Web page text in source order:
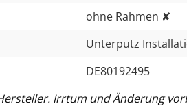
ohne Rahmen ✘
Unterputz
DE80192495
Irrtum und Änderung